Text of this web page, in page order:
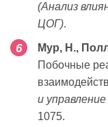
(Анализ
ЦОГ).
Мур, Н.,
Побочные
и
1075.